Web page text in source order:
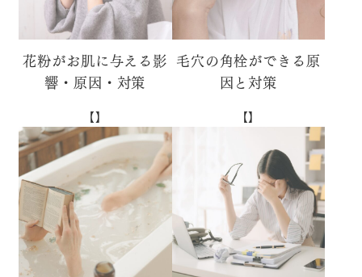
花粉がお肌に与える影
響・原因・対策
【】
毛穴の角栓ができる原
因と対策
【】